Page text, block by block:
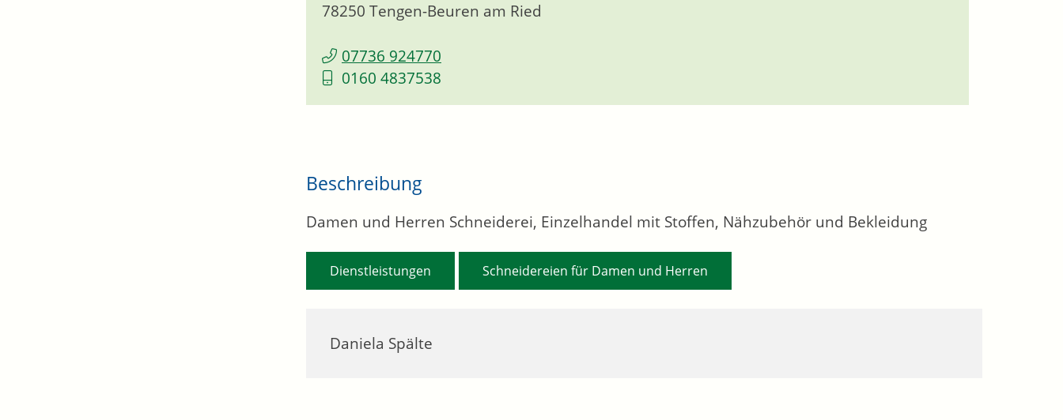
78250 Tengen-Beuren am Ried
07736 924770
0160 4837538
Daniela Spälte
Beschreibung
Damen und Herren Schneiderei, Einzelhandel mit Stoffen, Nähzubehör und Bekleidung
Dienstleistungen Schneidereien für Damen und Herren